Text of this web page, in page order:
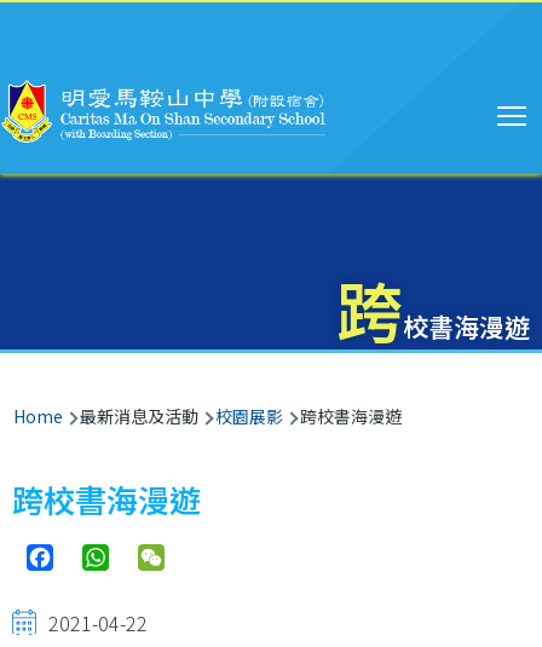
跨校書海漫遊
Breadcrumb
Home 最新消息及活動 校園展影 跨校書海漫遊
跨校書海漫遊
FacebookWhatsApp
2021-04-22